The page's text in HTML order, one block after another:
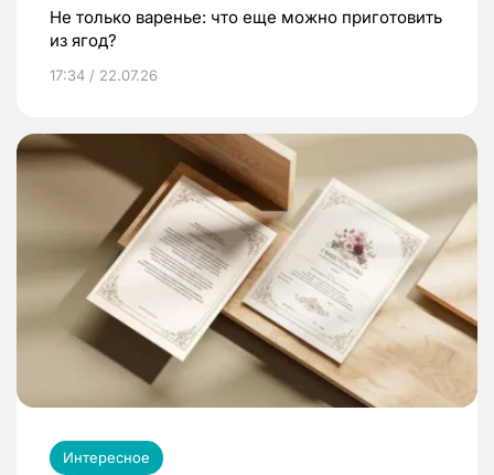
Не только варенье: что еще можно приготовить
из ягод?
17:34 / 22.07.26
Интересное